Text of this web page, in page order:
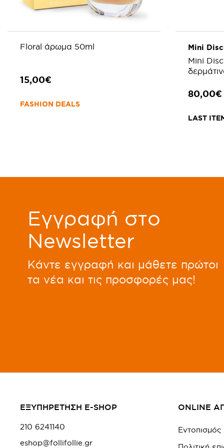
Floral άρωμα 50ml
15,00€
FASHION DEALS
Mini
Mini
80,00€
LAST
Eγγραφή στο
Newsletter
Kάντε εγγραφή και μάθετε πρώτοι
τα νέα και τις προσφορές μας!
ΕΞΥΠΗΡΕΤΗΣΗ E-SHOP
210 6241140
eshop@follifollie.gr
ONLINE